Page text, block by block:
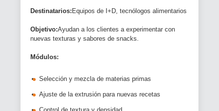
Destinatarios: Equipos de I+D, tecnólogos alimentarios
Objetivo:Ayudan a los clientes a experimentar con
nuevas texturas y sabores de snacks.
Módulos:
Selección y mezcla de materias primas
Ajuste de la extrusión para nuevas recetas